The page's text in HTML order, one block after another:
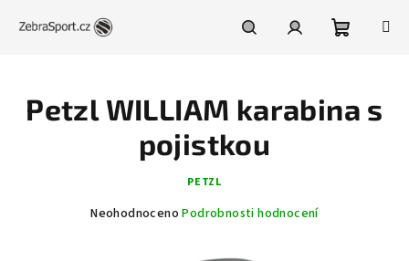
košík
Petzl WILLIAM karabina s
pojistkou
PETZL
Průměrné
Neohodnoceno Podrobnosti hodnocení